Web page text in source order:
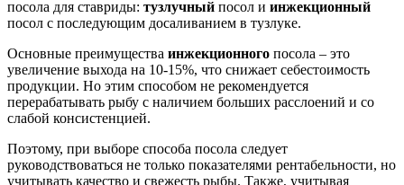
посола для ставриды: тузлучный посол и инжекционный
посол с последующим досаливанием в тузлуке.
Основные преимущества инжекционного посола – это
увеличение выхода на 10-15%, что снижает себестоимость
продукции. Но этим способом не рекомендуется
перерабатывать рыбу с наличием больших расслоений и со
слабой консистенцией.
Поэтому, при выборе способа посола следует
руководствоваться не только показателями рентабельности, но
учитывать качество и свежесть рыбы. Также, учитывая